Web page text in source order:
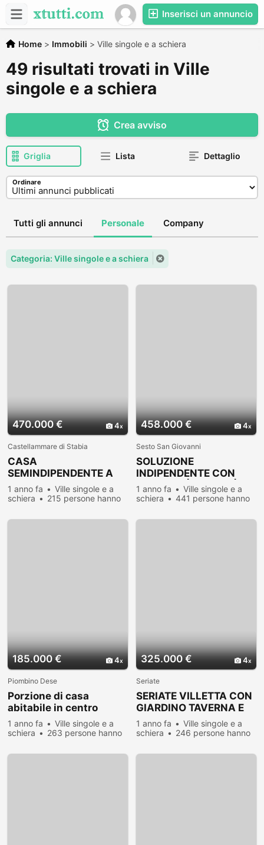
Inserisci un annuncio
Home > Immobili > Ville singole e a schiera
49 risultati trovati in Ville
singole e a schiera
Crea avviso
Griglia Lista Dettaglio
Ordinare
Tutti gli annunci Personale Company
Categoria: Ville singole e a schiera
470.000 € 4
Castellammare di Stabia
CASA
SEMINDIPENDENTE A
CASTELLAMMARE DI
STABIA
1 anno fa
Ville singole e a
schiera
215 persone hanno
458.000 € 4
Sesto San Giovanni
SOLUZIONE
INDIPENDENTE CON
GIARDINO| 232 MQ |
RIST
1 anno fa
Ville singole e a
schiera
441 persone hanno
185.000 € 4
Piombino Dese
Porzione di casa
abitabile in centro
piombino dese
1 anno fa
Ville singole e a
schiera
263 persone hanno
325.000 € 4
Seriate
SERIATE VILLETTA CON
GIARDINO TAVERNA E
BOX DOPPIO
1 anno fa
Ville singole e a
schiera
246 persone hanno